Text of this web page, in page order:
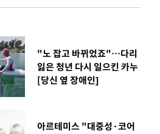
사진으로 보는
"노 잡고 바뀌었죠"…다리
잃은 청년 다시 일으킨 카누
[당신 옆 장애인]
아르테미스 "대중성·코어